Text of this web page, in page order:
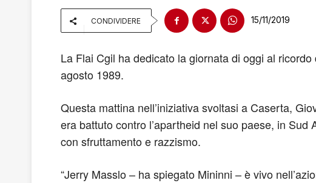
CONDIVIDERE 15/11/2019
La Flai Cgil ha dedicato la giornata di oggi al
agosto 1989.
Questa mattina nell’iniziativa svoltasi a Caserta,
era battuto contro l’apartheid nel suo paese, in
con sfruttamento e razzismo.
“Jerry Masslo – ha spiegato Mininni – è vivo